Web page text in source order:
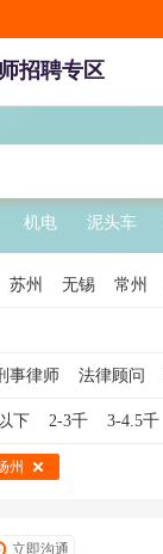
招聘专区
机电 泥头车
苏州 无锡 常州
事律师 法律顾问
专利律师 法务总监
下 2-3千 3-4.5千
州
立即沟通